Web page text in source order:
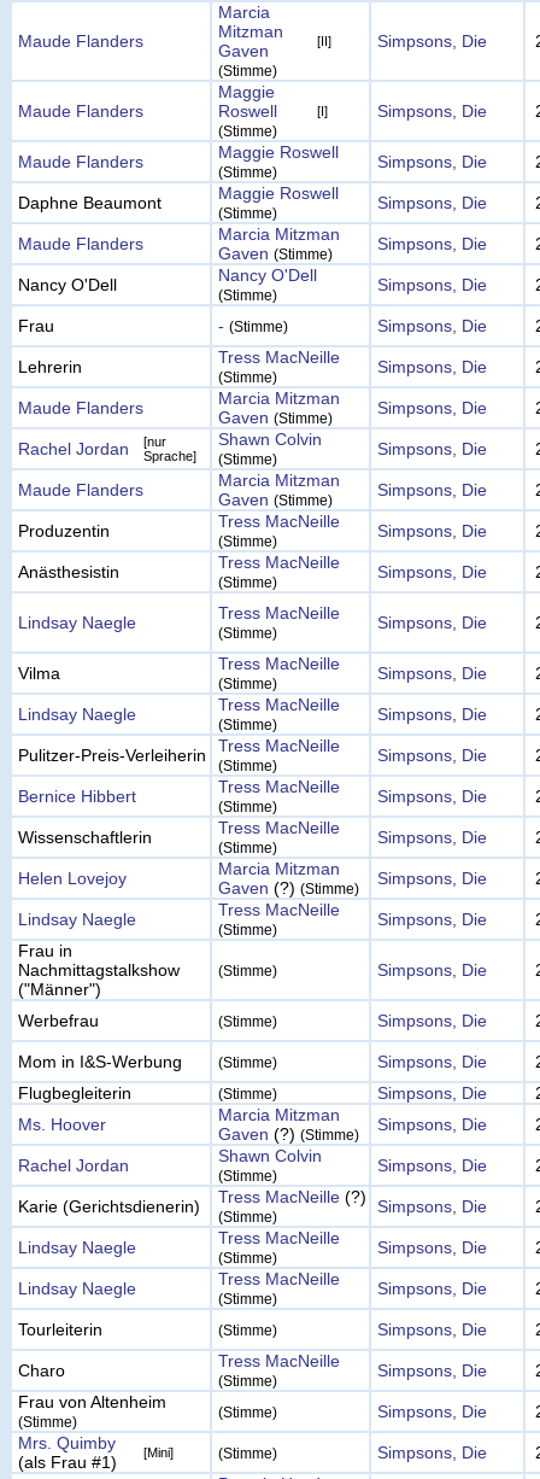
Maude Flanders
Marcia
Mitzman
Gaven
(Stimme)
[II] Simpsons, Die
Maude Flanders
Maggie
Roswell
(Stimme)
[I] Simpsons, Die
Maude Flanders Maggie Roswell
(Stimme)
Simpsons, Die
Daphne Beaumont Maggie Roswell
(Stimme)
Simpsons, Die
Maude Flanders
Marcia Mitzman
Gaven (Stimme)
Simpsons, Die
Nancy O'Dell Nancy O'Dell
(Stimme)
Simpsons, Die
Frau - (Stimme) Simpsons, Die
Lehrerin Tress MacNeille
(Stimme)
Simpsons, Die
Maude Flanders
Marcia Mitzman
Gaven (Stimme)
Simpsons, Die
Rachel Jordan
[nur
Sprache]
Shawn Colvin
(Stimme)
Simpsons, Die
Maude Flanders
Marcia Mitzman
Gaven (Stimme)
Simpsons, Die
Produzentin Tress MacNeille
(Stimme)
Simpsons, Die
Anästhesistin Tress MacNeille
(Stimme)
Simpsons, Die
Lindsay Naegle Tress MacNeille
(Stimme)
Simpsons, Die
Vilma Tress MacNeille
(Stimme)
Simpsons, Die
Lindsay Naegle Tress MacNeille
(Stimme)
Simpsons, Die
Pulitzer-Preis-Verleiherin Tress MacNeille
(Stimme)
Simpsons, Die
Bernice Hibbert Tress MacNeille
(Stimme)
Simpsons, Die
Wissenschaftlerin Tress MacNeille
(Stimme)
Simpsons, Die
Helen Lovejoy
Marcia Mitzman
Gaven (?) (Stimme)
Simpsons, Die
Lindsay Naegle Tress MacNeille
(Stimme)
Simpsons, Die
Frau in
Nachmittagstalkshow
("Männer")
(Stimme) Simpsons, Die
Werbefrau (Stimme) Simpsons, Die
Mom in I&S-Werbung (Stimme) Simpsons, Die
Flugbegleiterin
(Stimme) Simpsons, Die
Ms. Hoover
Marcia Mitzman
Gaven (?) (Stimme)
Simpsons, Die
Rachel Jordan Shawn Colvin
(Stimme)
Simpsons, Die
Karie (Gerichtsdienerin) Tress MacNeille (?)
(Stimme)
Simpsons, Die
Lindsay Naegle Tress MacNeille
(Stimme)
Simpsons, Die
Lindsay Naegle Tress MacNeille
(Stimme)
Simpsons, Die
Tourleiterin (Stimme) Simpsons, Die
Charo Tress MacNeille
(Stimme)
Simpsons, Die
Frau von Altenheim
(Stimme)
(Stimme) Simpsons, Die
Mrs. Quimby
(als Frau #1)
[Mini] (Stimme) Simpsons, Die